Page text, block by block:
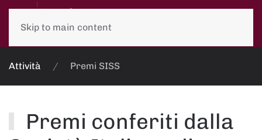
Skip to main content
Attività Premi SISS
Premi conferiti dalla